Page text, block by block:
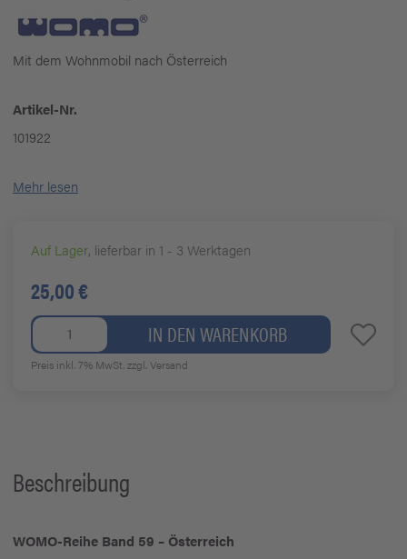
Mit dem Wohnmobil nach Österreich
Artikel-Nr.
101922
Mehr lesen
Auf Lager, lieferbar in 1 - 3 Werktagen
25,00 €
IN DEN WARENKORB
Preis inkl. 7% MwSt.zzgl. Versand
Beschreibung
WOMO-Reihe Band 59 – Österreich